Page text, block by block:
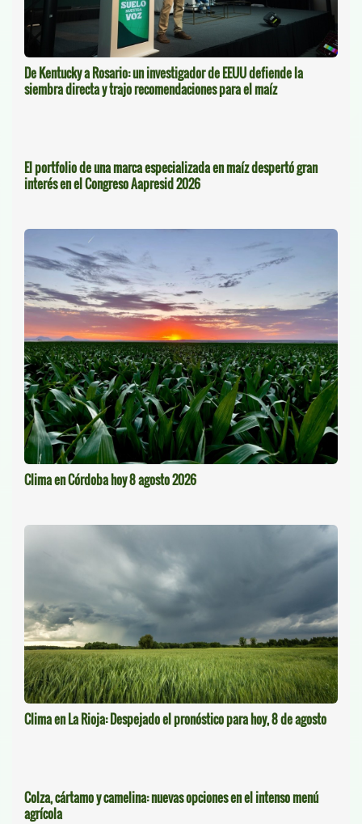
De Kentucky a Rosario: un investigador de EEUU defiende la
siembra directa y trajo recomendaciones para el maíz
El portfolio de una marca especializada en maíz despertó gran
interés en el Congreso Aapresid 2026
Clima en Córdoba hoy 8 agosto 2026
Clima en La Rioja: Despejado el pronóstico para hoy, 8 de agosto
Colza, cártamo y camelina: nuevas opciones en el intenso menú
agrícola